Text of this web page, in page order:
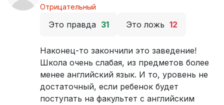
Отрицательный
Это правда 31 Это ложь 12
Наконец-то закончили это заведение!
Школа очень слабая, из предметов более
менее английский язык. И то, уровень не
достаточный, если ребенок будет
поступать на факультет с английским